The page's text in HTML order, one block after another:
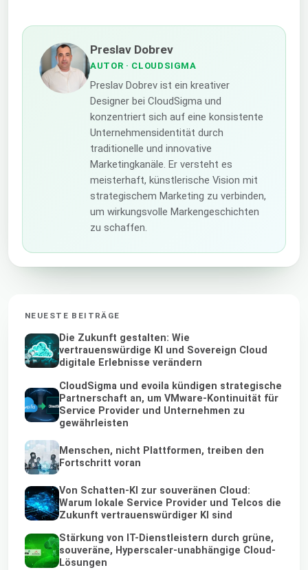
Preslav Dobrev
AUTOR · CLOUDSIGMA
Preslav Dobrev ist ein kreativer
Designer bei CloudSigma und
konzentriert sich auf eine konsistente
Unternehmensidentität durch
traditionelle und innovative
Marketingkanäle. Er versteht es
meisterhaft, künstlerische Vision mit
strategischem Marketing zu verbinden,
um wirkungsvolle Markengeschichten
zu schaffen.
NEUESTE BEITRÄGE
Die Zukunft gestalten: Wie
vertrauenswürdige KI und Sovereign Cloud
digitale Erlebnisse verändern
CloudSigma und evoila kündigen strategische
Partnerschaft an, um VMware-Kontinuität für
Service Provider und Unternehmen zu
gewährleisten
Menschen, nicht Plattformen, treiben den
Fortschritt voran
Von Schatten-KI zur souveränen Cloud:
Warum lokale Service Provider und Telcos die
Zukunft vertrauenswürdiger KI sind
Stärkung von IT-Dienstleistern durch grüne,
souveräne, Hyperscaler-unabhängige Cloud-
Lösungen